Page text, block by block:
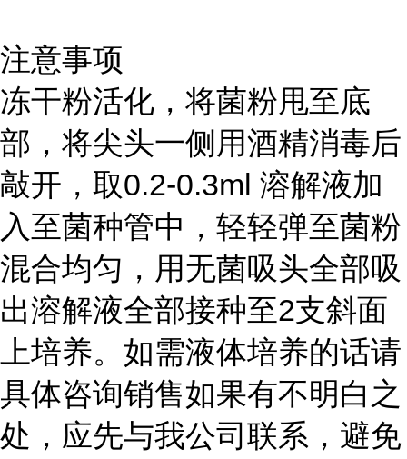
注意事项
冻干粉活化，将菌粉甩至底
部，将尖头一侧用酒精消毒后
敲开，取0.2-0.3ml 溶解液加
入至菌种管中，轻轻弹至菌粉
混合均匀，用无菌吸头全部吸
出溶解液全部接种至2支斜面
上培养。如需液体培养的话请
具体咨询销售如果有不明白之
处，应先与我公司联系，避免